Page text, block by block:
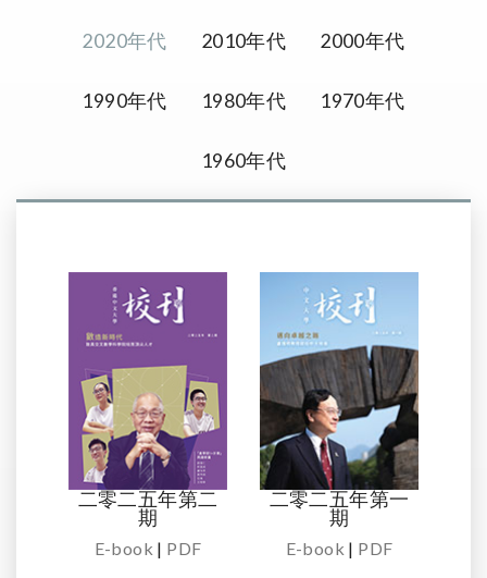
2020年代 2010年代 2000年代
1990年代 1980年代 1970年代
1960年代
二零二五年第二
期
E-book | PDF
二零二五年第一
期
E-book | PDF